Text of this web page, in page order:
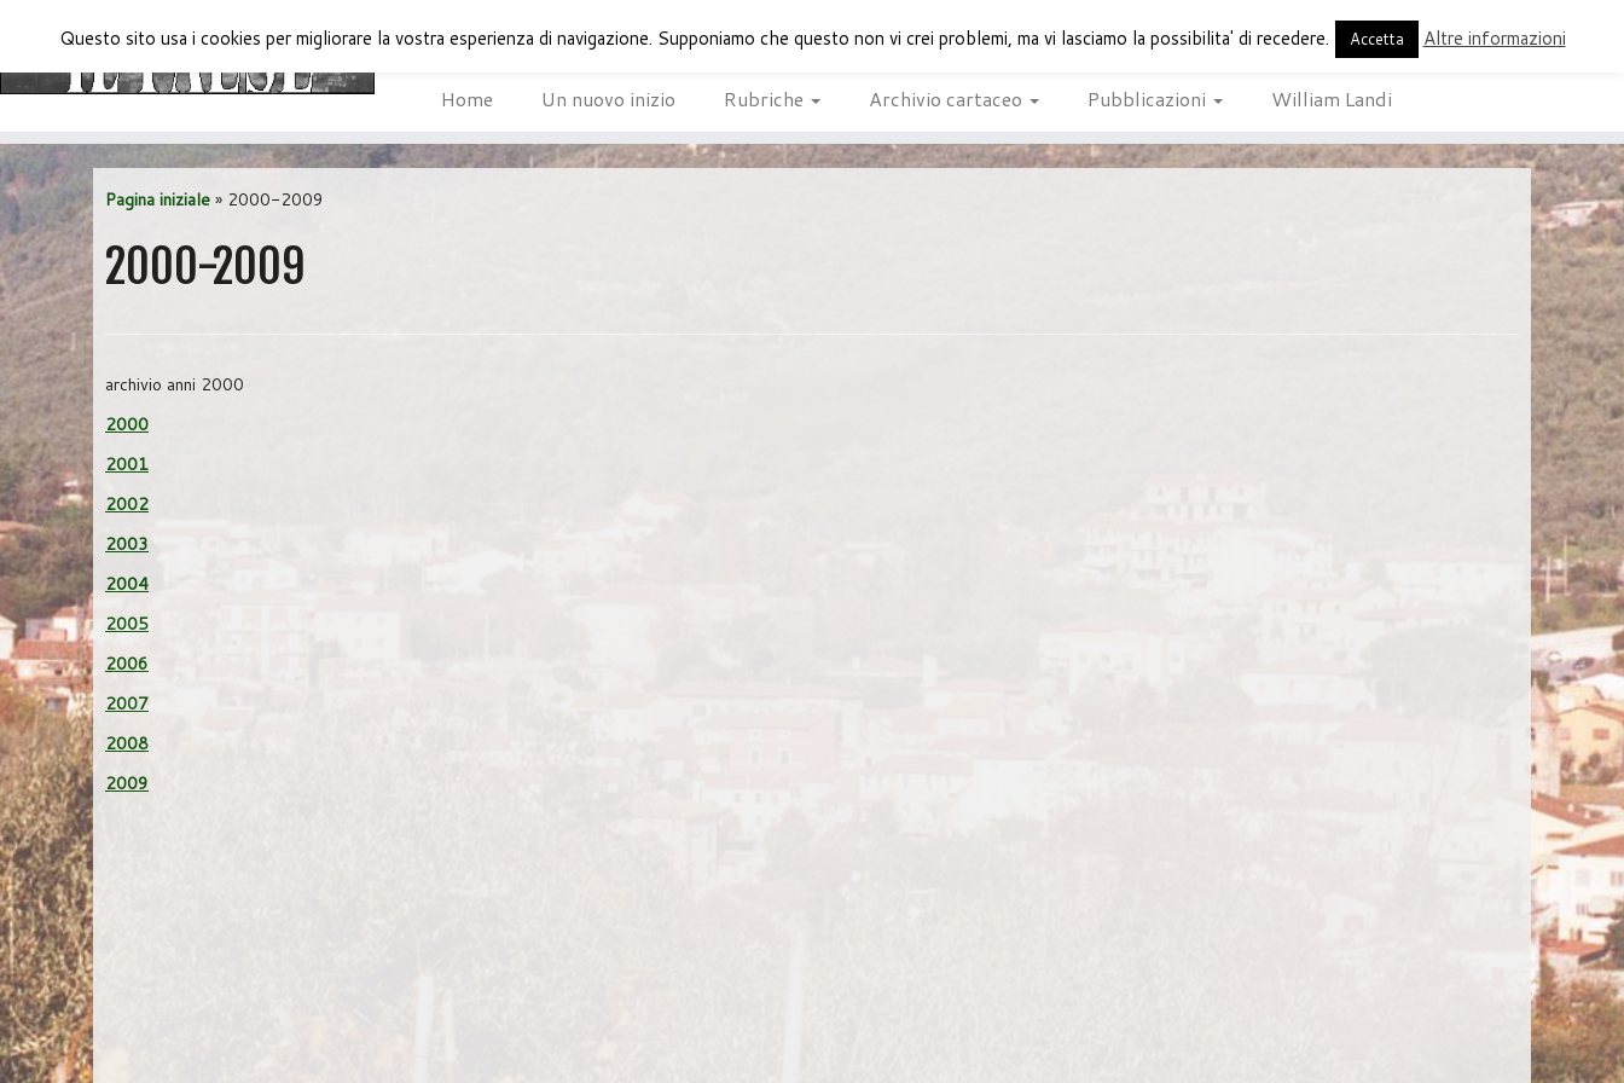
Passa
al
contenuto
periodico di Buti
Home Un nuovo inizio Rubriche Archivio cartaceo Pubblicazioni William Landi
Pagina iniziale » 2000-2009
2000-2009
archivio anni 2000
2000
2001
2002
2003
2004
2005
2006
2007
2008
2009
Questo sito usa i cookies per migliorare la vostra esperienza di navigazione. Supponiamo che questo non vi crei problemi, ma vi lasciamo la possibilita' di recedere. Accetta Altre informazioni